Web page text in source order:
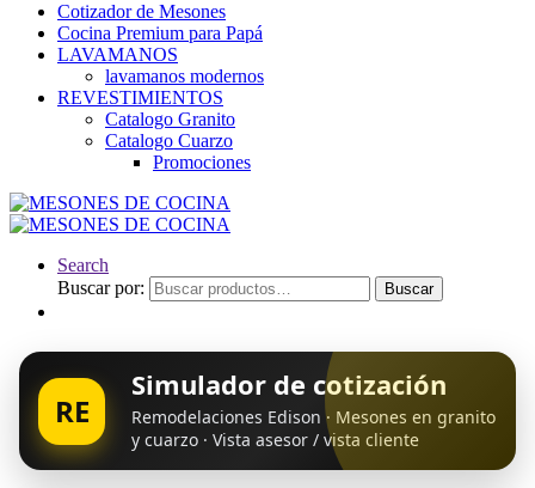
Cotizador de Mesones
Cocina Premium para Papá
LAVAMANOS
lavamanos modernos
REVESTIMIENTOS
Catalogo Granito
Catalogo Cuarzo
Promociones
Search
Buscar por:
Buscar
RE
Simulador de cotización
Remodelaciones Edison · Mesones en granito
y cuarzo · Vista asesor / vista cliente